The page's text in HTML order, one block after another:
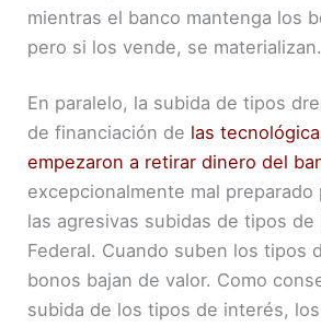
mientras el banco mantenga los
pero si los vende, se materializan.
En paralelo, la subida de tipos
de financiación de las
empezaron a retirar dinero del
excepcionalmente mal preparado
las agresivas subidas de tipos de
Federal. Cuando suben los tipos
bonos bajan de valor. Como
subida de los tipos de interés,